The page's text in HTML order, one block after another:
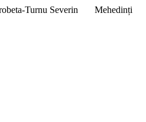
Turnu Severin Mehedinți